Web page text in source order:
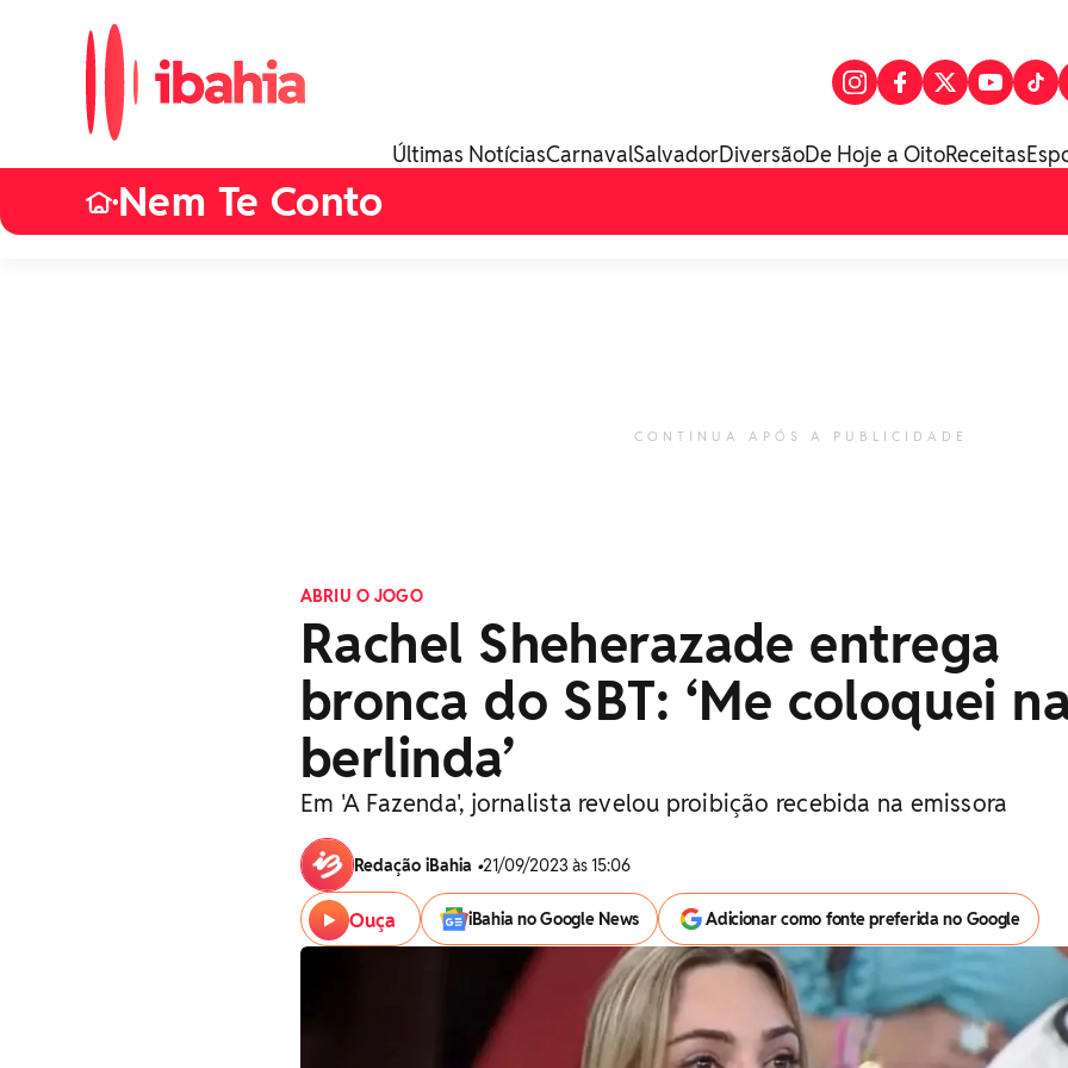
Últimas NotíciasCarnavalSalvadorDiversãoDe Hoje a OitoReceitas
•Nem Te Conto
CONTINUA APÓS A PUBLICIDADE
ABRIU O JOGO
Rachel Sheherazade entrega
bronca do SBT: ‘Me coloquei
berlinda’
Em 'A Fazenda', jornalista revelou proibição recebida na emissora
Redação iBahia •21/09/2023 às 15:06
Ouça iBahia no Google News Adicionar como fonte preferida no Google